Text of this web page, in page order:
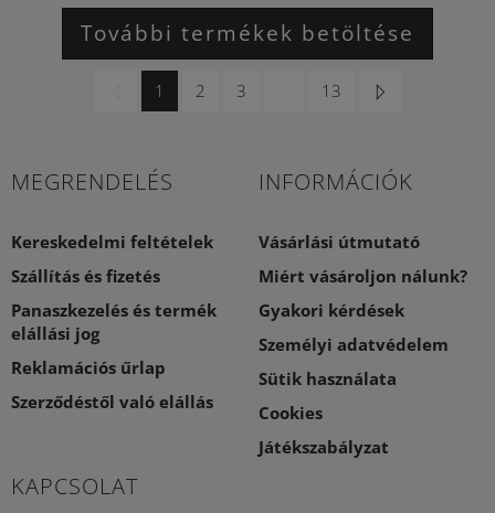
További termékek betöltése
1 2 3 13
MEGRENDELÉS
Kereskedelmi feltételek
Szállítás és fizetés
Panaszkezelés és termék
elállási jog
Reklamációs űrlap
Szerződéstől való elállás
INFORMÁCIÓK
Vásárlási útmutató
Miért vásároljon nálunk?
Gyakori kérdések
Személyi adatvédelem
Sütik használata
Cookies
Játékszabályzat
KAPCSOLAT